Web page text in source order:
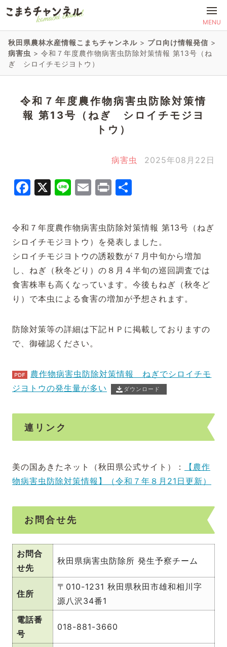
MENU
秋田県農林水産情報こまちチャンネル > プロ向け情報発信 >
病害虫 > 令和７年度農作物病害虫防除対策情報 第13号（ね
ぎ シロイチモジヨトウ）
令和７年度農作物病害虫防除対策情
報 第13号（ねぎ シロイチモジヨ
トウ）
病害虫 2025年08月22日
Facebook
X LineEmail
Print
令和７年度農作物病害虫防除対策情報 第13号（ねぎ
シロイチモジヨトウ）を発表しました。
シロイチモジヨトウの誘殺数が７月中旬から増加
し、ねぎ（秋冬どり）の８月４半旬の巡回調査では
食害株率も高くなっています。今後もねぎ（秋冬ど
り）で本虫による食害の増加が予想されます。
防除対策等の詳細は下記ＨＰに掲載しておりますの
で、御確認ください。
農作物病害虫防除対策情報 ねぎでシロイチモ
ジヨトウの発生量が多い
ダウンロード
連リンク
美の国あきたネット（秋田県公式サイト）：
【農作
物病害虫防除対策情報】（令和７年８月21日更新）
お問合せ先
お問合
せ先
秋田県病害虫防除所 発生予察チーム
住所
〒010-1231 秋田県秋田市雄和相川字
源八沢34番1
電話番
号
018-881-3660